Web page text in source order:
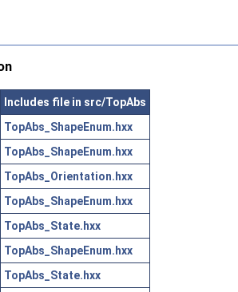
Includes file in src/TopAbs
TopAbs_ShapeEnum.hxx
TopAbs_ShapeEnum.hxx
TopAbs_Orientation.hxx
TopAbs_ShapeEnum.hxx
TopAbs_State.hxx
TopAbs_ShapeEnum.hxx
TopAbs_State.hxx